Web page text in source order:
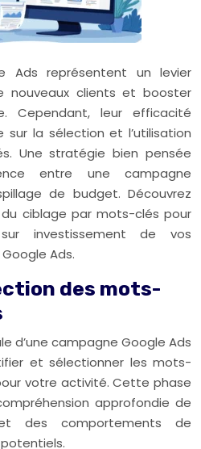
Ads représentent un levier
nouveaux clients et booster
Cependant, leur efficacité
la sélection et l’utilisation
Une stratégie bien pensée
entre une campagne
de budget. Découvrez
ciblage par mots-clés pour
investissement de vos
Ads.
des mots-
d’une campagne Google Ads
et sélectionner les mots-
votre activité. Cette phase
approfondie de
des comportements de